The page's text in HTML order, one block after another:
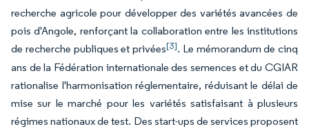
recherche agricole pour développer des variétés avancées de
pois d'Angole, renforçant la collaboration entre les institutions
de recherche publiques et privées[3]. Le mémorandum de cinq
ans de la Fédération internationale des semences et du CGIAR
rationalise l'harmonisation réglementaire, réduisant le délai de
mise sur le marché pour les variétés satisfaisant à plusieurs
régimes nationaux de test. Des start-ups de services proposent